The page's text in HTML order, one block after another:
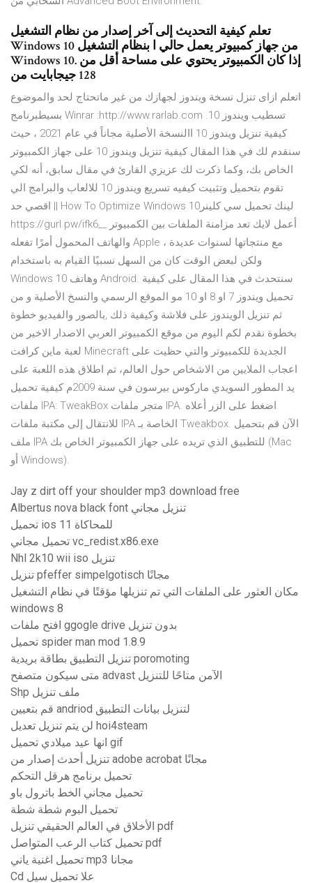
تعلم كيفية التحديث إلى آخر إصدار من نظام التشغيل
Windows 10 من جهاز كمبيوتر يعمل حالي ا بنظام التشغيل
Windows 10. إذا كان الكمبيوتر يحتوي على مساحة أقل من
128 جيجابايت من
اتعلم ازاى تنزل نسخة ويندوز لجهازك من غير ماتحتاج لحد والموضوع
بسيطبرنامج Winrar :http://www.rarlab.com تسطيب ويندوز 10.
كيفية تنزيل ويندوز 10 االنسخة الأصلية مجاناً في عام 2021 ، حيث
سنقدم لك في هذا المقال كيفية تنزيل ويندوز 10 على جهاز الكمبيوتر
الخاص بك، وكما ذكرت لك عزيزي القارئ في مقال سابق، أنه لكي
تقوم بتحميل وتثبيت كيفيه تسريع ويندوز 10 للالعاب والبرامج الي
اقصي حد || How To Optimize Windows 10لينك تحميل سي كلينر
https://gurl.pw/ifk6__ أعمل لايك تعد مزامنة الملفات بين الكمبيوتر
والهاتف المحمول أمرًا تفعله Apple مع منتجاتها لسنوات عديدة ،
ولكن لبعض الوقت كان من السهل نسبيًا القيام به باستخدام
Windows 10 وهاتف Android. سنتحدث في هذا المقال على كيفية
تحميل ويندوز 7 او 8 او 10 مو الموقع الرسمي والنسخ الأصلية و من
ثم تنزيل الويندوز على فلاشة وكيفية ذلك ,بالصور والفيديو خطوة
بخطوة نقدم لكم اليوم من موقع الكمبيوتر العربي الاصدار الاخير من
لعبة ماين كرافت Minecraft الجديدة للكمبيوتر والتي حظيت على
اعجاب الملايين من الاشخاص حول العالم، تم اطلاق هذه اللعبة على
يد المطور السويدي ماركوس بيرسون في سنة 2009م كيفية تحميل
ملفات IPA: TweakBox متجر ملفات IPA. اضغط على الزر أعلاه
للانتقال إلى مكتبة ملفات IPA الخاصة بـ Tweakbox. الآن قم بتحميل
ملف IPA للتطبيق الذي تريده على جهاز الكمبيوتر الخاص بك (Mac
أو Windows).
Jay z dirt off your shoulder mp3 download free
Albertus nova black font تنزيل مجاني
تحميل ios 11 للمحاكاة
تحميل مجاني vc_redist.x86.exe
Nhl 2k10 wii iso تنزيل
تنزيل pfeffer simpelgotisch مجانًا
مكان العثور على الملفات التي تم تنزيلها مؤقتًا في نظام التشغيل
windows 8
افتح ملفات ggogle drive بدون تنزيل
تحميل spider man mod 1.8.9
تنزيل التطبيق بطاقة بريدية poromoting
متى سيكون متصفح advast الآمن متاحًا للتنزيل
Shp ملف تنزيل
قم بتعيين andriod لتنزيل بيانات التطبيق
لن يتم تنزيل تعديل hoi4steam
انها عيد ميلادي تحميل gif
تنزيل أحدث إصدار من adobe acrobat مجانًا
تحميل برنامج هرقل التحكم
تحميل مجاني الخط باترول باو
تحميل البوم شطة شطة
الأخلاق في العالم الحقيقي تنزيل pdf
تحميل كتاب الرعب المتواصل pdf
تحميل اغنية ياني mp3 مجانا
Cd علا تحميل سيل